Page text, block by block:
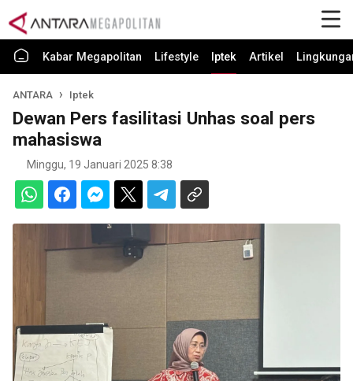
Kabar Megapolitan Lifestyle Iptek Artikel
ANTARA Iptek
Dewan Pers fasilitasi Unhas soal pers
mahasiswa
Minggu, 19 Januari 2025 8:38